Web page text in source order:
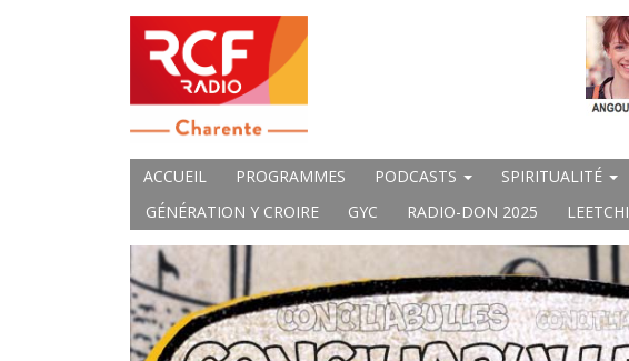
ACCUEIL PROGRAMMES PODCASTS SPIRITUALITÉ
GÉNÉRATION Y CROIRE
GYC RADIO-DON 2025 LEETCHI